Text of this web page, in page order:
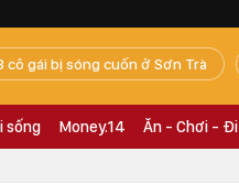
cô gái bị sóng cuốn ở Sơn Trà
sống Money.14 Ăn - Chơi - Đi